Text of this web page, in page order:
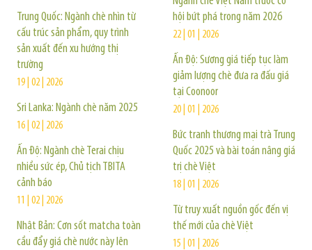
Trung Quốc: Ngành chè nhìn từ
cấu trúc sản phẩm, quy trình
sản xuất đến xu hướng thị
trường
19 | 02 | 2026
Sri Lanka: Ngành chè năm 2025
16 | 02 | 2026
Ấn Độ: Ngành chè Terai chịu
nhiều sức ép, Chủ tịch TBITA
cảnh báo
11 | 02 | 2026
Nhật Bản: Cơn sốt matcha toàn
cầu đẩy giá chè nước này lên
hội bứt phá trong năm 2026
22 | 01 | 2026
Ấn Độ: Sương giá tiếp tục làm
giảm lượng chè đưa ra đấu giá
tại Coonoor
20 | 01 | 2026
Bức tranh thương mại trà Trung
Quốc 2025 và bài toán nâng giá
trị chè Việt
18 | 01 | 2026
Từ truy xuất nguồn gốc đến vị
thế mới của chè Việt
15 | 01 | 2026